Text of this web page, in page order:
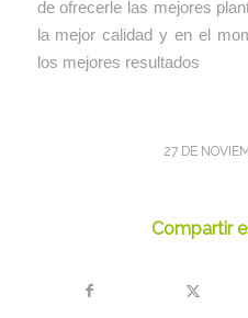
de ofrecerle las mejores
la mejor calidad y en el
los mejores resultados
27 DE
Compartir